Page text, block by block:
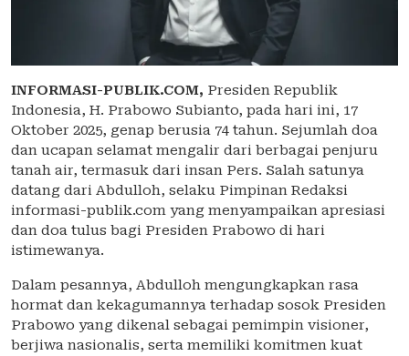
INFORMASI-PUBLIK.COM, Presiden Republik
Indonesia, H. Prabowo Subianto, pada hari ini, 17
Oktober 2025, genap berusia 74 tahun. Sejumlah doa
dan ucapan selamat mengalir dari berbagai penjuru
tanah air, termasuk dari insan Pers. Salah satunya
datang dari Abdulloh, selaku Pimpinan Redaksi
informasi-publik.com yang menyampaikan apresiasi
dan doa tulus bagi Presiden Prabowo di hari
istimewanya.
Dalam pesannya, Abdulloh mengungkapkan rasa
hormat dan kekagumannya terhadap sosok Presiden
Prabowo yang dikenal sebagai pemimpin visioner,
berjiwa nasionalis, serta memiliki komitmen kuat